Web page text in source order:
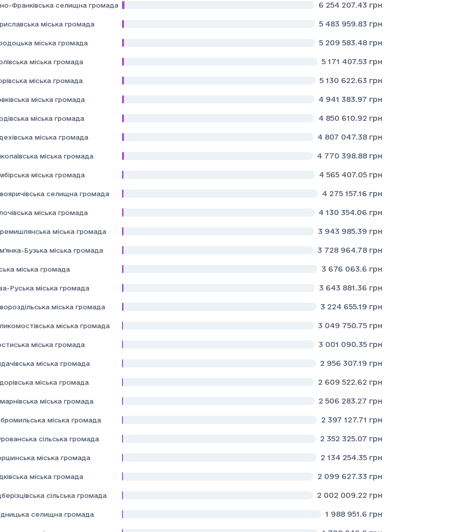
Франківська селищна громада 6 254 207.43 грн
міська громада 5 483 959.83 грн
міська громада 5 209 583.48 грн
міська громада 5 171 407.53 грн
міська громада 5 130 622.63 грн
міська громада 4 941 383.97 грн
міська громада 4 850 610.92 грн
міська громада 4 807 047.38 грн
міська громада 4 770 398.88 грн
міська громада 4 565 407.05 грн
селищна громада 4 275 157.16 грн
міська громада 4 130 354.06 грн
міська громада 3 943 985.39 грн
Бузька міська громада 3 728 964.78 грн
міська громада 3 676 063.6 грн
Руська міська громада 3 643 881.36 грн
міська громада 3 224 655.19 грн
міська громада 3 049 750.75 грн
міська громада 3 001 090.35 грн
міська громада 2 956 307.19 грн
міська громада 2 609 522.62 грн
міська громада 2 506 283.27 грн
міська громада 2 397 127.71 грн
сільська громада 2 352 325.07 грн
міська громада 2 134 254.35 грн
міська громада 2 099 627.33 грн
сільська громада 2 002 009.22 грн
селищна громада 1 988 951.6 грн